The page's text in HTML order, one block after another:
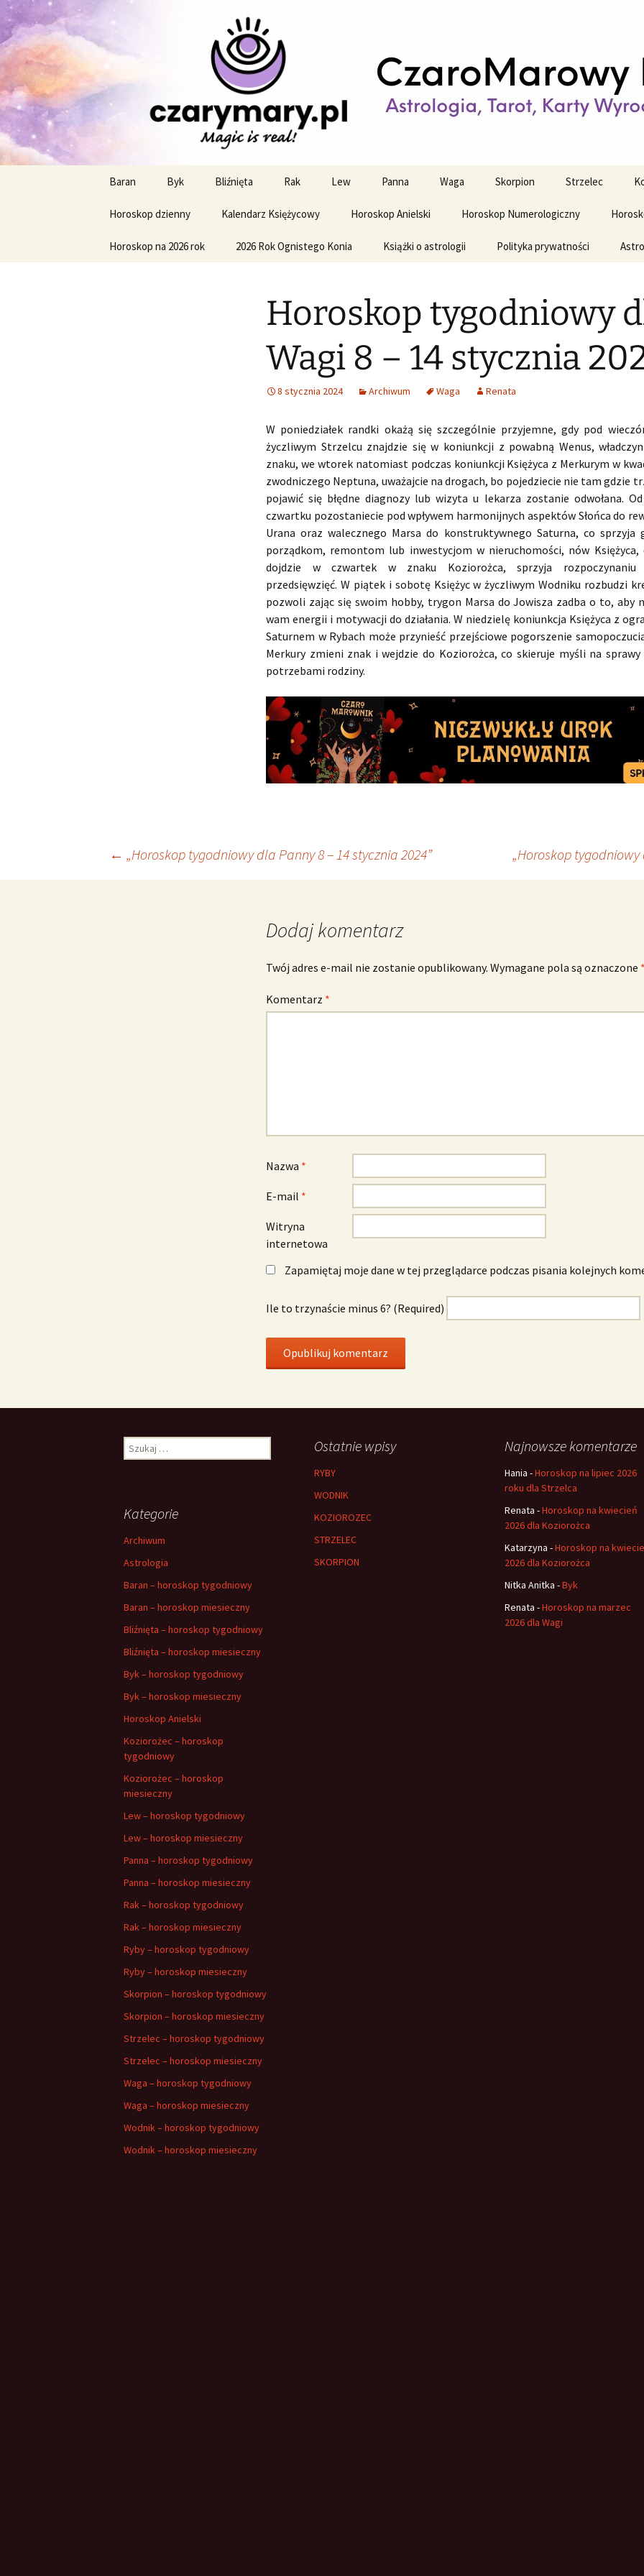
CzaroMarowy horoskop
miesięczny i tygodniowy
Profesjonalne przepowiednie astrologiczne
treści
Baran Byk Bliźnięta Rak Lew Panna Waga Skorpion Strzelec
Horoskop dzienny Kalendarz Księżycowy Horoskop Anielski Horoskop Numerologiczny
Horoskop na 2026 rok 2026 Rok Ognistego Konia Książki o astrologii Polityka prywatności
Horoskop tygodniowy
Wagi 8 – 14 stycznia
8 stycznia 2024 Archiwum Waga Renata
W poniedziałek randki okażą się szczególnie przyjemne, gdy pod
życzliwym Strzelcu znajdzie się w koniunkcji z powabną Wenus,
znaku, we wtorek natomiast podczas koniunkcji Księżyca z Merkurym w
zwodniczego Neptuna, uważajcie na drogach, bo pojedziecie nie tam gdzie
pojawić się błędne diagnozy lub wizyta u lekarza zostanie odwołana.
czwartku pozostaniecie pod wpływem harmonijnych aspektów Słońca do
Urana oraz walecznego Marsa do konstruktywnego Saturna, co sprzyja
porządkom, remontom lub inwestycjom w nieruchomości, nów
dojdzie w czwartek w znaku Koziorożca, sprzyja rozpoczynaniu
przedsięwzięć. W piątek i sobotę Księżyc w życzliwym Wodniku rozbudzi
pozwoli zając się swoim hobby, trygon Marsa do Jowisza zadba o to, aby
wam energii i motywacji do działania. W niedzielę koniunkcja Księżyca z
Saturnem w Rybach może przynieść przejściowe pogorszenie
Merkury zmieni znak i wejdzie do Koziorożca, co skieruje myśli na sprawy
potrzebami rodziny.
Nawigacja
← „Horoskop tygodniowy dla Panny 8 – 14 stycznia 2024” „Horoskop tygodniowy
Dodaj komentarz
Twój adres e-mail nie zostanie opublikowany. Wymagane pola są oznaczone *
Komentarz *
Nazwa *
E-mail *
Witryna
internetowa
Zapamiętaj moje dane w tej przeglądarce podczas pisania kolejnych
Ile to trzynaście minus 6? (Required)
Szukaj: Ostatnie wpisy
RYBY
WODNIK
KOZIOROZEC
STRZELEC
SKORPION
Najnowsze komentarze
Hania -Horoskop na lipiec 2026
roku dla Strzelca
Renata -Horoskop na kwiecień
2026 dla Koziorożca
Katarzyna -Horoskop na
2026 dla Koziorożca
Nitka Anitka -Byk
Renata -Horoskop na marzec
2026 dla Wagi
Kategorie
Archiwum
Astrologia
Baran – horoskop tygodniowy
Baran – horoskop miesieczny
Bliźnięta – horoskop tygodniowy
Bliźnięta – horoskop miesieczny
Byk – horoskop tygodniowy
Byk – horoskop miesieczny
Horoskop Anielski
Koziorożec – horoskop
tygodniowy
Koziorożec – horoskop
miesieczny
Lew – horoskop tygodniowy
Lew – horoskop miesieczny
Panna – horoskop tygodniowy
Panna – horoskop miesieczny
Rak – horoskop tygodniowy
Rak – horoskop miesieczny
Ryby – horoskop tygodniowy
Ryby – horoskop miesieczny
Skorpion – horoskop tygodniowy
Skorpion – horoskop miesieczny
Strzelec – horoskop tygodniowy
Strzelec – horoskop miesieczny
Waga – horoskop tygodniowy
Waga – horoskop miesieczny
Wodnik – horoskop tygodniowy
Wodnik – horoskop miesieczny